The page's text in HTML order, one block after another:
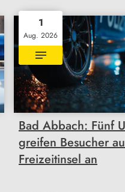
1
Aug. 2026
Bad Abbach: Fünf
greifen Besucher
Freizeitinsel an